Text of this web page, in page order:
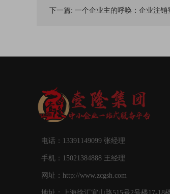
下一篇: 一个企业主的呼唤：企业注销
电话：13391149099 张经理
手机：15021384888 王经理
网址：http://www.zcgsh.com